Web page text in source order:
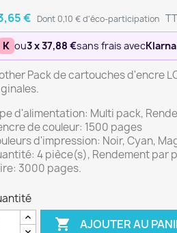
€ Dont 0,10 € d'éco-participation
K ou3 x 37,88 €sans frais avecKlarna
Pack de cartouches d'encre
d'alimentation: Multi pack,
de couleur: 1500 pages
d'impression: Noir, Cyan,
4 pièce(s), Rendement par
3000 pages.
 AJOUTER AU